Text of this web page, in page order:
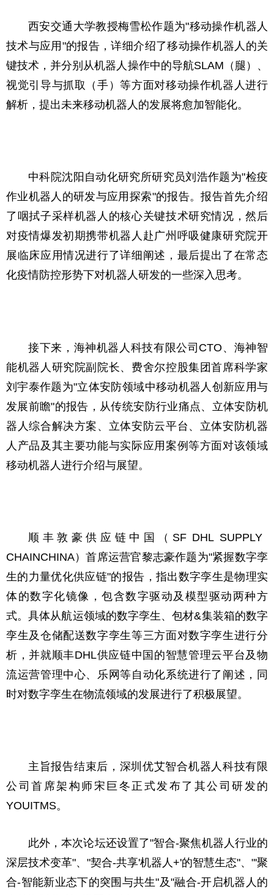
西安交通大学教授梅雪松作题为"移动操作机器人
技术与应用"的报告，详细介绍了移动操作机器人的关
键技术，并分别从机器人操作中的导航SLAM（腿）、
视觉引导与抓取（手）等方面对移动操作机器人进行
解析，提出未来移动机器人的发展将愈加智能化。
中科院沈阳自动化研究所研究员刘浩作题为"检疫
作业机器人的研发与应用探索"的报告。报告首先介绍
了咽拭子采样机器人的核心关键技术研究情况，然后
对疫情爆发初期携带机器人赴广州呼吸健康研究院开
展临床应用情况进行了详细阐述，最后提出了在常态
化疫情防控形势下对机器人研发的一些深入思考。
接下来，海神机器人科技有限公司CTO、海神智
能机器人研究院副院长、费舍尔控股集团首席科学家
刘宇泰作题为"立体安防领域中移动机器人创新应用与
发展前瞻"的报告，从传统安防行业痛点、立体安防机
器人综合解决方案、立体安防云平台、立体安防机器
人产品及其主要功能与实际应用案例等方面对该领域
移动机器人进行介绍与展望。
顺丰敦豪供应链中国（SF DHL SUPPLY
CHAINCHINA）首席运营官黎志豪作题为"紧握数字孪
生的力量优化供应链"的报告，指出数字孪生是物理实
体的数字化镜像，包含数字驱动及模型驱动两种方
式。具体从航运领域的数字孪生、包材&集装箱的数字
孪生及仓储配送数字孪生等三方面对数字孪生进行分
析，并就顺丰DHL供应链中国的智慧管理云平台及物
流运营管理中心、乐网等自动化系统进行了阐述，同
时对数字孪生在物流领域的发展进行了积极展望。
主旨报告结束后，深圳优艾智合机器人科技有限
公司首席架构师宋巨冬正式发布了其公司研发的
YOUITMS。
此外，本次论坛还设置了"智合-聚焦机器人行业的
深层技术变革"、"契合-共享'机器人+'的智慧生态"、"'聚
合-智能新业态下的突围与共生"及"融合-开启机器人的